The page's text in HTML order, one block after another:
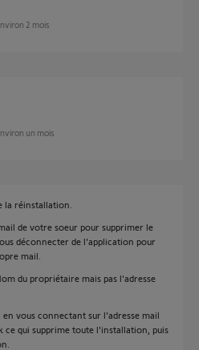
2 mois
un mois
la réinstallation.
de votre soeur pour supprimer le
déconnecter de l'application pour
mail.
du propriétaire mais pas l'adresse
vous connectant sur l'adresse mail
ce qui supprime toute l'installation, puis